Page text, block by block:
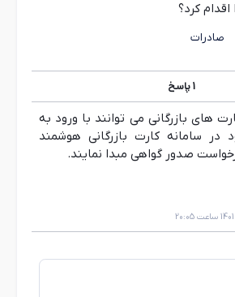
کرد؟
صادرات
1پاسخ
های بازرگانی می توانند با ورود به
در سامانه کارت بازرگانی هوشمند
صدور گواهی مبدا نمایند.